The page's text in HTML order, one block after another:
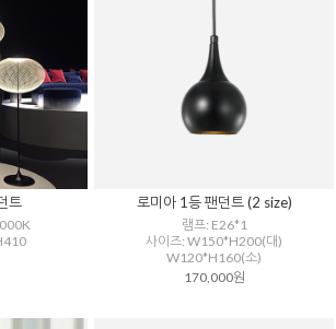
트 로미아 1등 팬던트 (2 size)
램프: E26*1
사이즈: W150*H200(대)
W120*H160(소)
170,000원